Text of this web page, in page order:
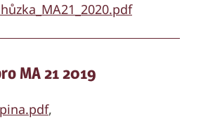
MA 21 2019
,